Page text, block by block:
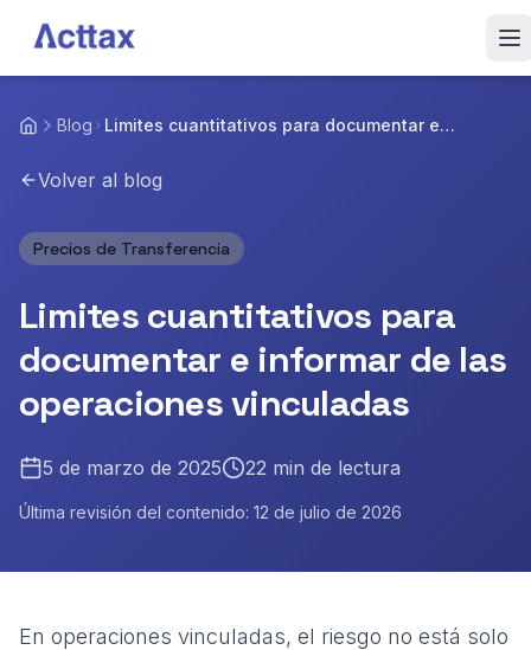
Servicios
Blog
Blog
Limites cuantitativos para documentar e
Volver al blog
Precios de Transferencia
Limites cuantitativos para
documentar e informar de las
operaciones vinculadas
5 de marzo de 2025 22 min de lectura
Última revisión del contenido: 12 de julio de 2026
En operaciones vinculadas, el riesgo no está solo